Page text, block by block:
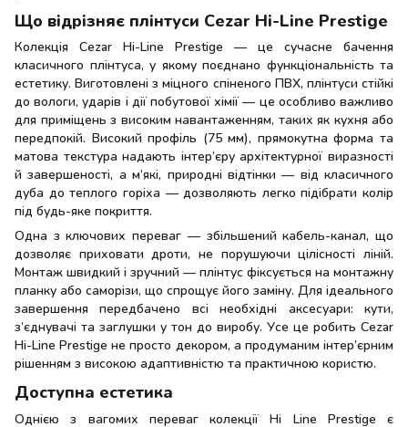
Що відрізняє плінтуси Cezar Hi-Line Prestige
Колекція Cezar Hi-Line Prestige — це сучасне бачення
класичного плінтуса, у якому поєднано функціональність та
естетику. Виготовлені з міцного спіненого ПВХ, плінтуси стійкі
до вологи, ударів і дії побутової хімії — це особливо важливо
для приміщень з високим навантаженням, таких як кухня або
передпокій. Високий профіль (75 мм), прямокутна форма та
матова текстура надають інтер’єру архітектурної виразності
й завершеності, а м’які, природні відтінки — від класичного
дуба до теплого горіха — дозволяють легко підібрати колір
під будь-яке покриття.
Одна з ключових переваг — збільшений кабель-канал, що
дозволяє приховати дроти, не порушуючи цілісності ліній.
Монтаж швидкий і зручний — плінтус фіксується на монтажну
планку або саморізи, що спрощує його заміну. Для ідеального
завершення передбачено всі необхідні аксесуари: кути,
з’єднувачі та заглушки у тон до виробу. Усе це робить Cezar
Hi-Line Prestige не просто декором, а продуманим інтер’єрним
рішенням з високою адаптивністю та практичною користю.
Доступна естетика
Однією з вагомих переваг колекції Hi Line Prestige є